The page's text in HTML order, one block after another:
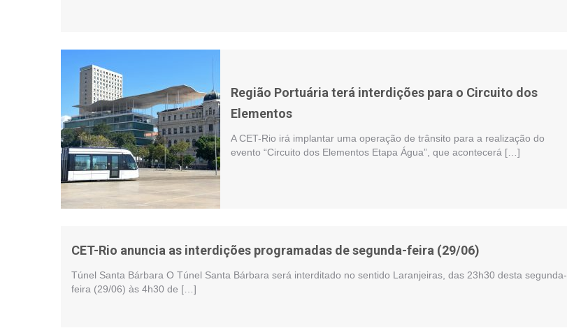
Região Portuária terá interdições para o Circuito dos
Elementos
A CET-Rio irá implantar uma operação de trânsito para a realização do
evento “Circuito dos Elementos Etapa Água”, que acontecerá […]
CET-Rio anuncia as interdições programadas de segunda-feira (29/06)
Túnel Santa Bárbara O Túnel Santa Bárbara será interditado no sentido Laranjeiras, das 23h30 desta segunda-
feira (29/06) às 4h30 de […]